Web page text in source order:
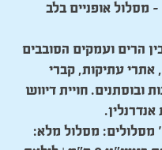
– מסלול אופניים בלב
הרים ועמקים הסובבים
עתיקות, קברי
ובוסתנים. חויית דיווש
מסלול מלא: